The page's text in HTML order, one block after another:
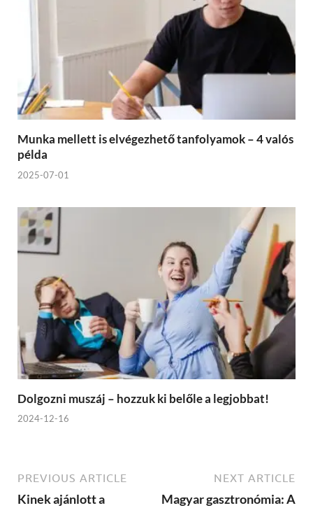
Munka mellett is elvégezhető tanfolyamok – 4 valós
példa
2025-07-01
Dolgozni muszáj – hozzuk ki belőle a legjobbat!
2024-12-16
PREVIOUS ARTICLE
Kinek ajánlott a
NEXT ARTICLE
Magyar gasztronómia: A